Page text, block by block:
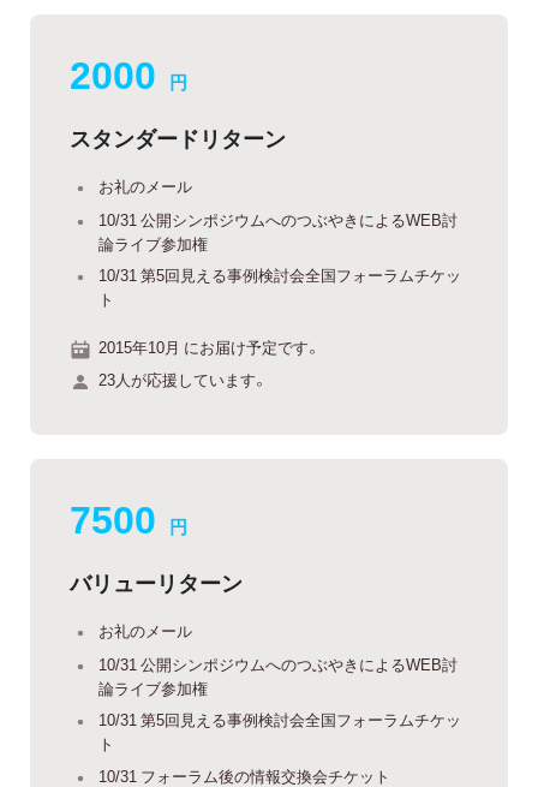
2000 円
スタンダードリターン
お礼のメール
10/31 公開シンポジウムへのつぶやきによるWEB討
論ライブ参加権
10/31 第5回見える事例検討会全国フォーラムチケッ
ト
2015年10月 にお届け予定です。
23人が応援しています。
7500 円
バリューリターン
お礼のメール
10/31 公開シンポジウムへのつぶやきによるWEB討
論ライブ参加権
10/31 第5回見える事例検討会全国フォーラムチケッ
ト
10/31 フォーラム後の情報交換会チケット